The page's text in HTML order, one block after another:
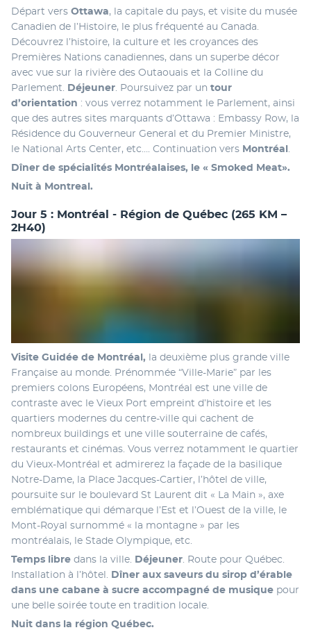
Départ vers Ottawa, la capitale du pays, et visite du musée
Canadien de l’Histoire, le plus fréquenté au Canada.
Découvrez l’histoire, la culture et les croyances des
Premières Nations canadiennes, dans un superbe décor
avec vue sur la rivière des Outaouais et la Colline du
Parlement.
Déjeuner . Poursuivez par un tour
d’orientation : vous verrez notamment le Parlement, ainsi
que des autres sites marquants d’Ottawa : Embassy Row, la
Résidence du Gouverneur General et du Premier Ministre,
le National Arts Center, etc…. Continuation vers Montréal
Dîner de spécialités Montréalaises, le « Smoked Meat».
Nuit à Montreal.
Jour 5 : Montréal - Région de Québec (265 KM –
2H40)
Visite Guidée de Montréal, la deuxième plus grande ville
Française au monde. Prénommée “Ville-Marie” par les
premiers colons Européens, Montréal est une ville de
contraste avec le Vieux Port empreint d’histoire et les
quartiers modernes du centre-ville qui cachent de
nombreux buildings et une ville souterraine de cafés,
restaurants et cinémas. Vous verrez notamment le quartier
du Vieux-Montréal et admirerez la façade de la basilique
Notre-Dame, la Place Jacques-Cartier, l’hôtel de ville,
poursuite sur le boulevard St Laurent dit « La Main », axe
emblématique qui démarque l’Est et l’Ouest de la ville, le
Mont-Royal surnommé « la montagne » par les
montréalais, le Stade Olympique, etc.
Temps libre dans la ville. Déjeuner . Route pour Québec.
Installation à l’hôtel.
Dîner aux saveurs du sirop d’érable
dans une cabane à sucre accompagné de musique pour
une belle soirée toute en tradition locale.
Nuit dans la région Québec.